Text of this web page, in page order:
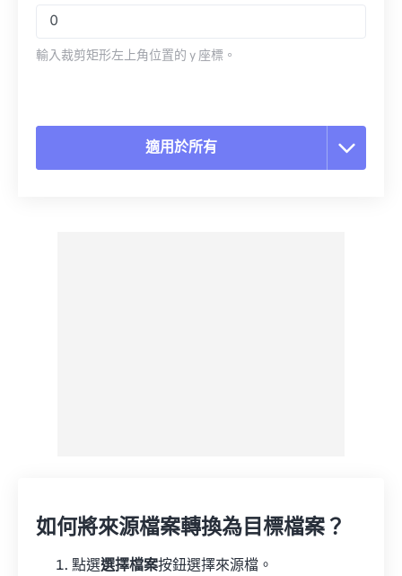
輸入裁剪矩形左上角位置的 y 座標。
適用於所有
如何將來源檔案轉換為目標檔案？
點選選擇檔案按鈕選擇來源檔。